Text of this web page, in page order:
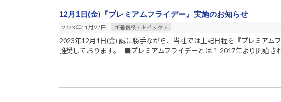
12月1日(金)『プレミアムフライデー』実施のお知らせ
2023年11月27日 新着情報・トピックス
2023年12月1日(金) 誠に勝手ながら、当社では上記日程を『プレミアム
推奨しております。 ■プレミアムフライデーとは？ 2017年より開始さ